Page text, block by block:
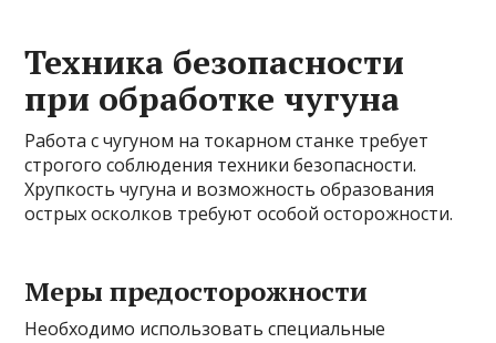
Техника безопасности
при обработке чугуна
Работа с чугуном на токарном станке требует
строгого соблюдения техники безопасности.
Хрупкость чугуна и возможность образования
острых осколков требуют особой осторожности.
Меры предосторожности
Необходимо использовать специальные